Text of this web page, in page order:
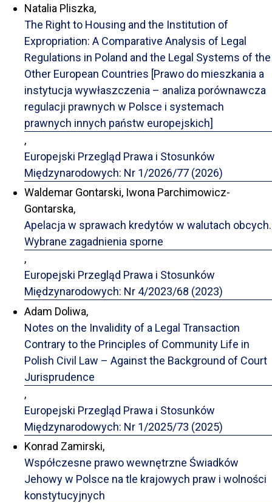
Natalia Pliszka,
The Right to Housing and the Institution of
Expropriation: A Comparative Analysis of Legal
Regulations in Poland and the Legal Systems of the
Other European Countries [Prawo do mieszkania a
instytucja wywłaszczenia – analiza porównawcza
regulacji prawnych w Polsce i systemach
prawnych innych państw europejskich]
,
Europejski Przegląd Prawa i Stosunków
Międzynarodowych: Nr 1/2026/77 (2026)
Waldemar Gontarski, Iwona Parchimowicz-
Gontarska,
Apelacja w sprawach kredytów w walutach obcych.
Wybrane zagadnienia sporne
,
Europejski Przegląd Prawa i Stosunków
Międzynarodowych: Nr 4/2023/68 (2023)
Adam Doliwa,
Notes on the Invalidity of a Legal Transaction
Contrary to the Principles of Community Life in
Polish Civil Law – Against the Background of Court
Jurisprudence
,
Europejski Przegląd Prawa i Stosunków
Międzynarodowych: Nr 1/2025/73 (2025)
Konrad Zamirski,
Współczesne prawo wewnętrzne Świadków
Jehowy w Polsce na tle krajowych praw i wolności
konstytucyjnych